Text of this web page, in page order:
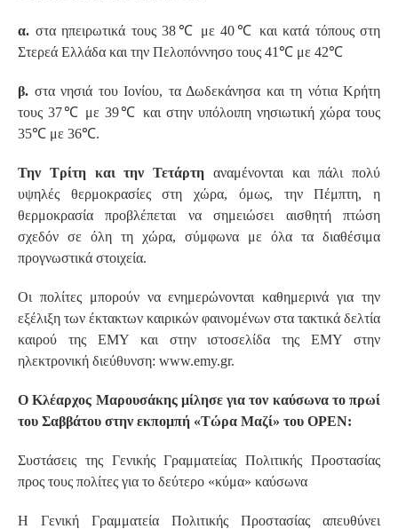
α. στα ηπειρωτικά τους 38℃ με 40℃ και κατά τόπους στη
Στερεά Ελλάδα και την Πελοπόννησο τους 41℃ με 42℃
β. στα νησιά του Ιονίου, τα Δωδεκάνησα και τη νότια Κρήτη
τους 37℃ με 39℃ και στην υπόλοιπη νησιωτική χώρα τους
35℃ με 36℃.
Την Τρίτη και την Τετάρτη αναμένονται και πάλι πολύ
υψηλές θερμοκρασίες στη χώρα, όμως, την Πέμπτη, η
θερμοκρασία προβλέπεται να σημειώσει αισθητή πτώση
σχεδόν σε όλη τη χώρα, σύμφωνα με όλα τα διαθέσιμα
προγνωστικά στοιχεία.
Οι πολίτες μπορούν να ενημερώνονται καθημερινά για την
εξέλιξη των έκτακτων καιρικών φαινομένων στα τακτικά δελτία
καιρού της ΕΜΥ και στην ιστοσελίδα της ΕΜΥ στην
ηλεκτρονική διεύθυνση: www.emy.gr.
Ο Κλέαρχος Μαρουσάκης μίλησε για τον καύσωνα το πρωί
του Σαββάτου στην εκπομπή «Τώρα Μαζί» του ΟΡΕΝ:
Συστάσεις της Γενικής Γραμματείας Πολιτικής Προστασίας
προς τους πολίτες για το δεύτερο «κύμα» καύσωνα
Η Γενική Γραμματεία Πολιτικής Προστασίας απευθύνει